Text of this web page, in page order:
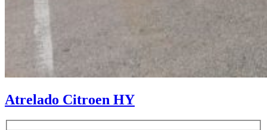
Atrelado Citroen HY